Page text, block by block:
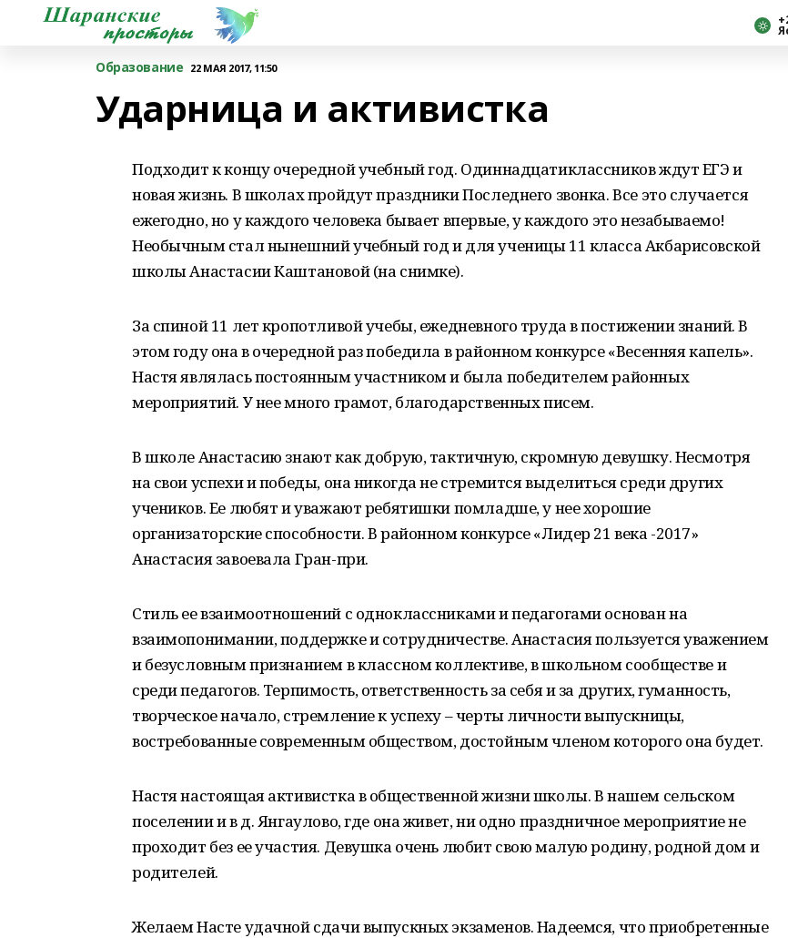
Образование 22 МАЯ 2017, 11:50
Ударница и активистка
Подходит к концу очередной учебный год. Одиннадцатиклассников ждут ЕГЭ и
новая жизнь. В школах пройдут праздники Последнего звонка. Все это случается
ежегодно, но у каждого человека бывает впервые, у каждого это незабываемо!
Необычным стал нынешний учебный год и для ученицы 11 класса Акбарисовской
школы Анастасии Каштановой (на снимке).
За спиной 11 лет кропотливой учебы, ежедневного труда в постижении знаний. В
этом году она в очередной раз победила в районном конкурсе «Весенняя капель».
Настя являлась постоянным участником и была победителем районных
мероприятий. У нее много грамот, благодарственных писем.
В школе Анастасию знают как добрую, тактичную, скромную девушку. Несмотря
на свои успехи и победы, она никогда не стремится выделиться среди других
учеников. Ее любят и уважают ребятишки помладше, у нее хорошие
организаторские способности. В районном конкурсе «Лидер 21 века -2017»
Анастасия завоевала Гран-при.
Стиль ее взаимоотношений с одноклассниками и педагогами основан на
взаимопонимании, поддержке и сотрудничестве. Анастасия пользуется уважением
и безусловным признанием в классном коллективе, в школьном сообществе и
среди педагогов. Терпимость, ответственность за себя и за других, гуманность,
творческое начало, стремление к успеху – черты личности выпускницы,
востребованные современным обществом, достойным членом которого она будет.
Настя настоящая активистка в общественной жизни школы. В нашем сельском
поселении и в д. Янгаулово, где она живет, ни одно праздничное мероприятие не
проходит без ее участия. Девушка очень любит свою малую родину, родной дом и
родителей.
Желаем Насте удачной сдачи выпускных экзаменов. Надеемся, что приобретенные